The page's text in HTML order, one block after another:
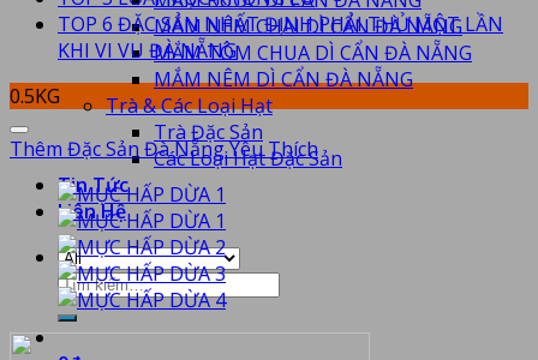
MẮM NÊM CHAI DÌ CẨN ĐÀ NẴNG
MẮM TÔM CHUA DÌ CẨN ĐÀ NẴNG
MẮM NÊM DÌ CẨN ĐÀ NẴNG
Trà & Các Loại Hạt
Trà Đặc Sản
Các Loại Hạt Đặc Sản
Tin Tức
Liên Hệ
TOP 6 ĐẶC SẢN NHẤT ĐỊNH PHẢI THỬ MỘT LẦN
KHI VI VU ĐÀ NẴNG
0.5KG
Thêm Đặc Sản Đà Nẵng Yêu Thích